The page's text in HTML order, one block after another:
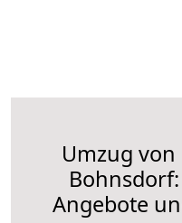
Umzug
Angebote